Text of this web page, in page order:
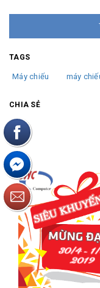
TAGS
Máy chiếu máy
CHIA SẺ